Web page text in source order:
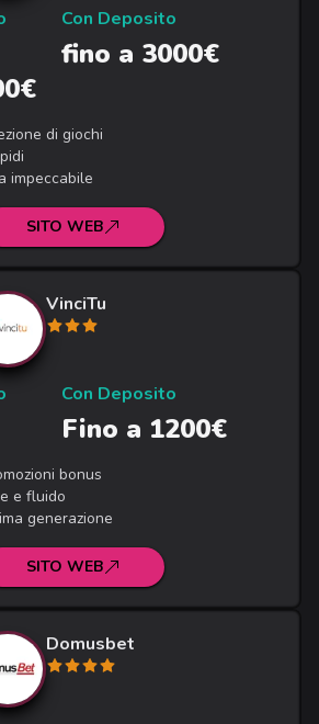
Con Deposito
fino a 3000€
di giochi
impeccabile
SITO WEB
VinciTu
Con Deposito
Fino a 1200€
bonus
e fluido
generazione
SITO WEB
Domusbet